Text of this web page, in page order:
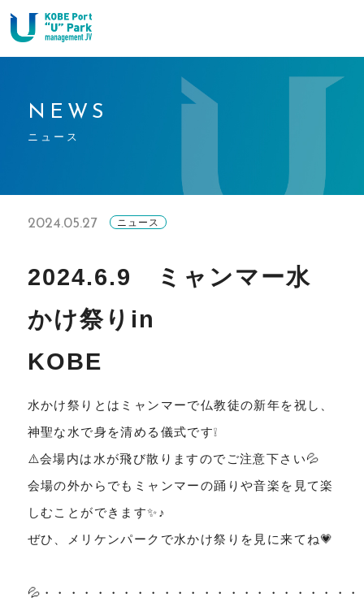
NEWS
ニュース
2024.05.27 ニュース
2024.6.9 ミャンマー水
かけ祭りin
水かけ祭りとはミャンマーで仏教徒の新年を祝し、
神聖な水で身を清める儀式です❕
⚠️会場内は水が飛び散りますのでご注意下さい💦
会場の外からでもミャンマーの踊りや音楽を見て楽
しむことができます✨♪
ぜひ、メリケンパークで水かけ祭りを見に来てね💗
💦・・・・・・・・・・・・・・・・・・・・・・・